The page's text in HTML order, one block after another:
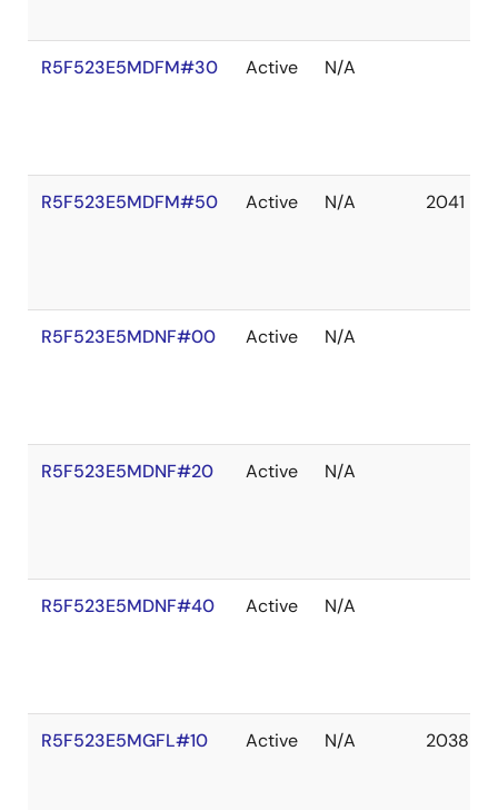
R5F523E5MDFM#30 Active N/A
R5F523E5MDFM#50 Active N/A 2041
R5F523E5MDNF#00 Active N/A
R5F523E5MDNF#20 Active N/A
R5F523E5MDNF#40 Active N/A
R5F523E5MGFL#10 Active N/A 2038